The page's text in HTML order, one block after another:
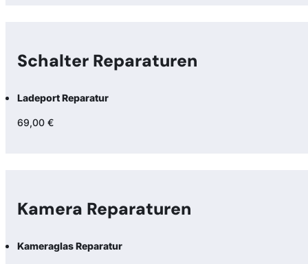
Schalter Reparaturen
Ladeport Reparatur
69,00 €
Kamera Reparaturen
Kameraglas Reparatur